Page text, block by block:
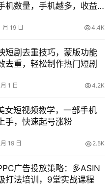
机数量，手机越多，收益
月 19 日 4.4K
短剧去重技巧，蒙版功能
去重，轻松制作热门短剧
1 日 4.2K
女短视频教学，一部手机
手，快速起号涨粉
19 日 2.5K
广告投放策略：多ASIN
打法培训，9堂实战课程